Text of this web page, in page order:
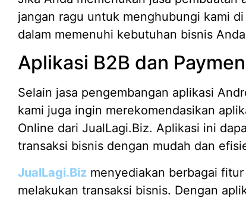
jangan ragu untuk menghubungi kami di
dalam memenuhi kebutuhan bisnis
Aplikasi B2B dan
Selain jasa pengembangan aplikasi
kami juga ingin merekomendasikan
Online dari JualLagi.Biz. Aplikasi ini
transaksi bisnis dengan mudah dan
JualLagi.Biz menyediakan berbagai
melakukan transaksi bisnis. Dengan